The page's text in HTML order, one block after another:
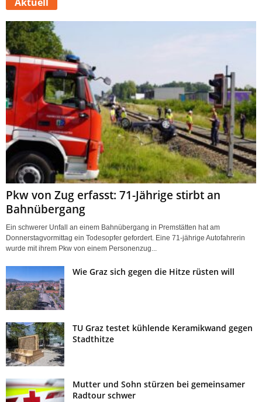
Aktuell
Pkw von Zug erfasst: 71-Jährige stirbt an
Bahnübergang
Ein schwerer Unfall an einem Bahnübergang in Premstätten hat am
Donnerstagvormittag ein Todesopfer gefordert. Eine 71-jährige Autofahrerin
wurde mit ihrem Pkw von einem Personenzug...
Wie Graz sich gegen die Hitze rüsten will
TU Graz testet kühlende Keramikwand gegen
Stadthitze
Mutter und Sohn stürzen bei gemeinsamer
Radtour schwer